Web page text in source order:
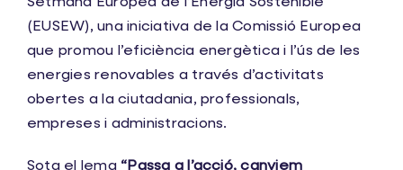
(EUSEW), una iniciativa de la Comissió Europea
que promou l’eficiència energètica i l’ús de les
energies renovables a través d’activitats
obertes a la ciutadania, professionals,
empreses i administracions.
Sota el lema “Passa a l’acció, canviem